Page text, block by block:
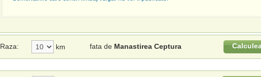
Raza: km fata de Manastirea Ceptura